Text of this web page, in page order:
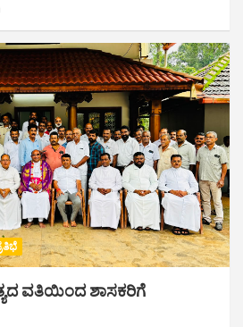
ವತಿಯಿಂದ ಶಾಸಕರಿಗೆ